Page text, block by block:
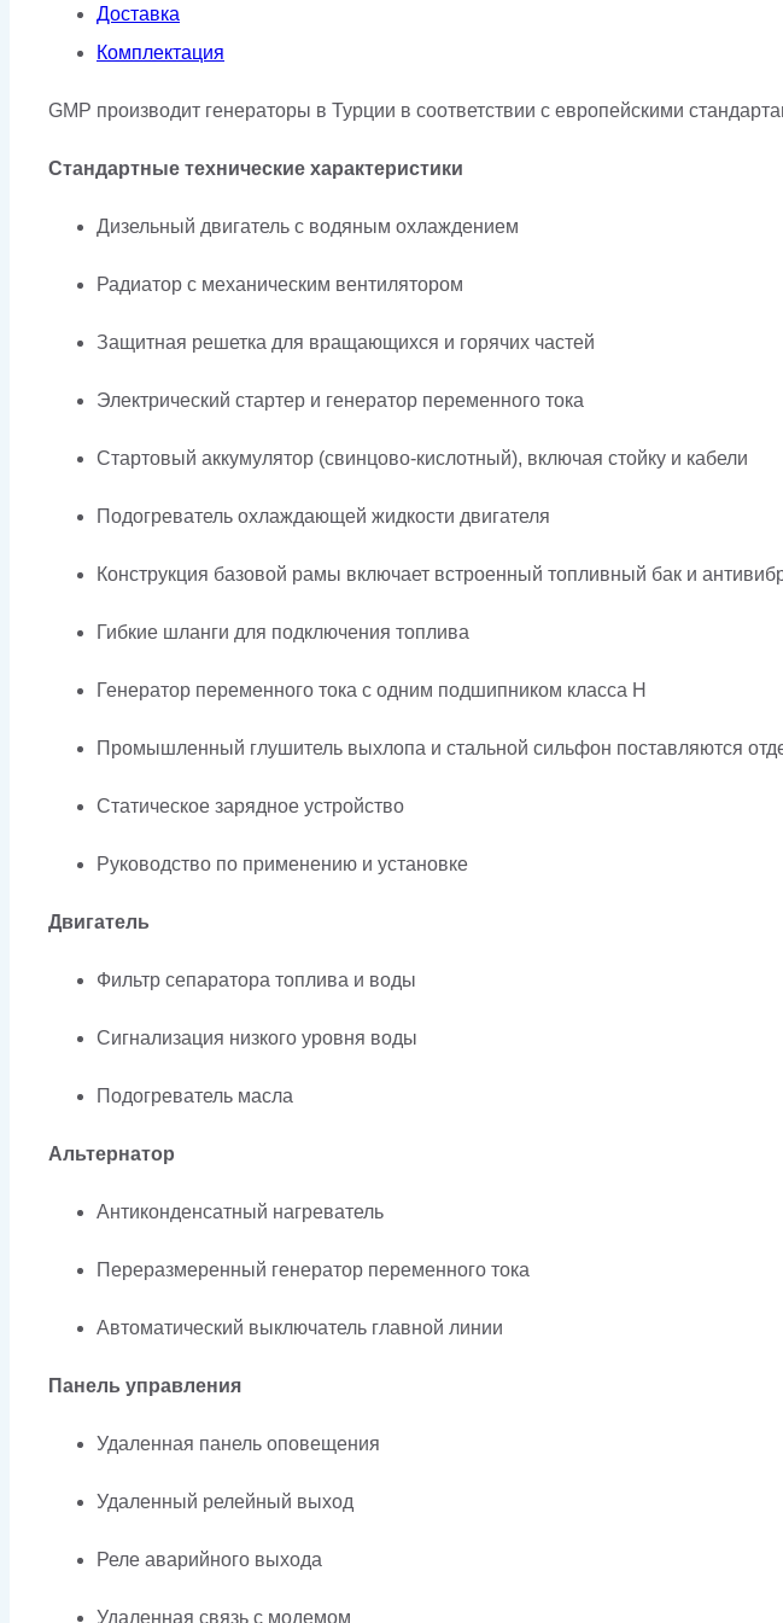
Доставка
Комплектация
GMP производит генераторы в Турции в соответствии с европейскими
Стандартные технические характеристики
Дизельный двигатель с водяным охлаждением
Радиатор с механическим вентилятором
Защитная решетка для вращающихся и горячих частей
Электрический стартер и генератор переменного тока
Стартовый аккумулятор (свинцово-кислотный), включая стойку и кабели
Подогреватель охлаждающей жидкости двигателя
Конструкция базовой рамы включает встроенный топливный бак и
Гибкие шланги для подключения топлива
Генератор переменного тока с одним подшипником класса H
Промышленный глушитель выхлопа и стальной сильфон поставляются
Статическое зарядное устройство
Руководство по применению и установке
Двигатель
Фильтр сепаратора топлива и воды
Сигнализация низкого уровня воды
Подогреватель масла
Альтернатор
Антиконденсатный нагреватель
Переразмеренный генератор переменного тока
Автоматический выключатель главной линии
Панель управления
Удаленная панель оповещения
Удаленный релейный выход
Реле аварийного выхода
Удаленная связь с модемом